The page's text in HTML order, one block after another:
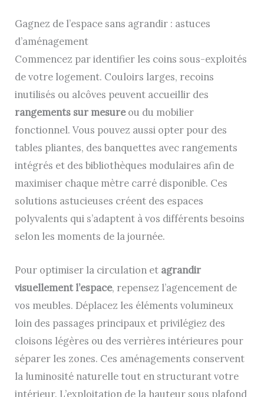
Gagnez de l’espace sans agrandir : astuces
d’aménagement
Commencez par identifier les coins sous-exploités
de votre logement. Couloirs larges, recoins
inutilisés ou alcôves peuvent accueillir des
rangements sur mesureou du mobilier
fonctionnel. Vous pouvez aussi opter pour des
tables pliantes, des banquettes avec rangements
intégrés et des bibliothèques modulaires afin de
maximiser chaque mètre carré disponible. Ces
solutions astucieuses créent des espaces
polyvalents qui s’adaptent à vos différents besoins
selon les moments de la journée.
Pour optimiser la circulation et agrandir
visuellement l’espace, repensez l’agencement de
vos meubles. Déplacez les éléments volumineux
loin des passages principaux et privilégiez des
cloisons légères ou des verrières intérieures pour
séparer les zones. Ces aménagements conservent
la luminosité naturelle tout en structurant votre
intérieur. L’exploitation de la hauteur sous plafond